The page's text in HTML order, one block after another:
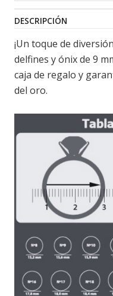
DESCRIPCIÓN
¡Un toque de
delfines y ónix de 9
caja de regalo y
del oro.